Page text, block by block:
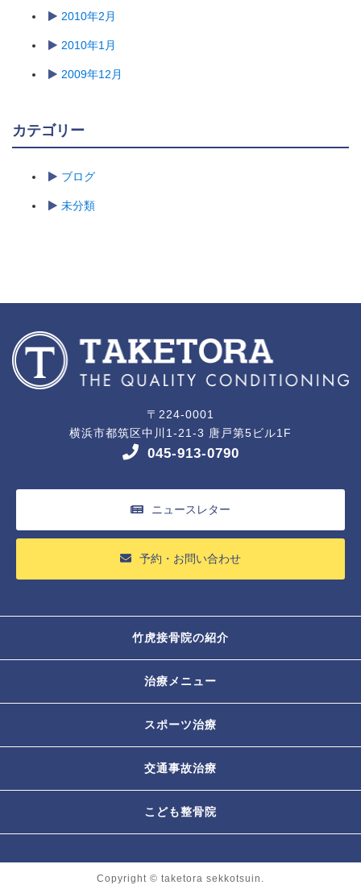
2010年2月
2010年1月
2009年12月
カテゴリー
ブログ
未分類
〒224-0001
横浜市都筑区中川1-21-3 唐戸第5ビル1F
045-913-0790
ニュースレター
予約・お問い合わせ
竹虎接骨院の紹介
治療メニュー
スポーツ治療
交通事故治療
こども整骨院
Copyright © taketora sekkotsuin.